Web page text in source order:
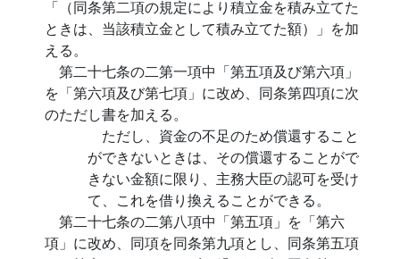
「（同条第二項の規定により積立金を積み立てた
ときは、当該積立金として積み立てた額）」を加
える。
第二十七条の二第一項中「第五項及び第六項」
を「第六項及び第七項」に改め、同条第四項に次
のただし書を加える。
ただし、資金の不足のため償還すること
ができないときは、その償還することがで
きない金額に限り、主務大臣の認可を受け
て、これを借り換えることができる。
第二十七条の二第八項中「第五項」を「第六
項」に改め、同項を同条第九項とし、同条第五項